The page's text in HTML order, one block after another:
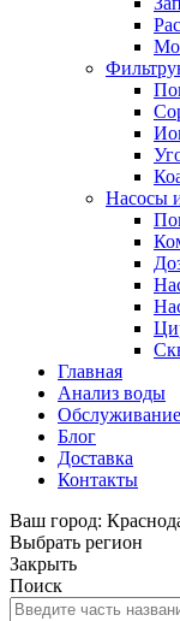
Насосы
Главная
Анализ воды
Обслуживание
Блог
Доставка
Контакты
Ваш город:
Выбрать регион
Закрыть
Поиск